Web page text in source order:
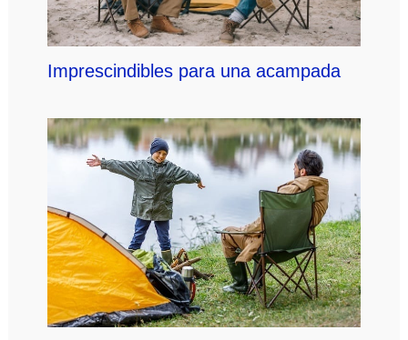
Imprescindibles para una acampada